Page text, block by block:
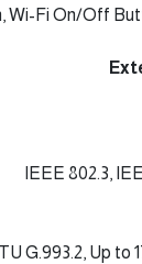
Wi-Fi On/Off
IEEE 802.3,
ITU G.993.2, Up to